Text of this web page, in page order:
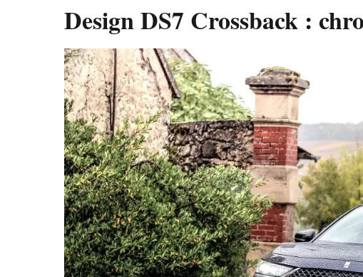
Design DS7 Crossback :